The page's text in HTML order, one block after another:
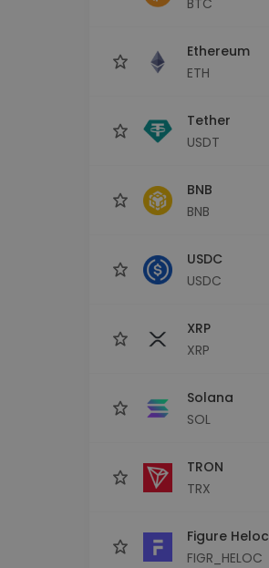
Ethereum
ETH
Tether
USDT
BNB
BNB
USDC
USDC
XRP
XRP
Solana
SOL
TRON
TRX
Figure Heloc
FIGR_HELOC